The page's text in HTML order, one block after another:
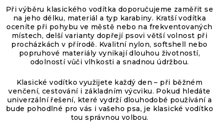
Při výběru klasického vodítka doporučujeme zaměřit se
na jeho délku, materiál a typ karabiny. Kratší vodítka
oceníte při pohybu ve městě nebo na frekventovaných
místech, delší varianty dopřejí psovi větší volnost při
procházkách v přírodě. Kvalitní nylon, softshell nebo
popruhové materiály vynikají dlouhou životností,
odolností vůči vlhkosti a snadnou údržbou.
Klasické vodítko využijete každý den – při běžném
venčení, cestování i základním výcviku. Pokud hledáte
univerzální řešení, které vydrží dlouhodobé používání a
bude pohodlné pro vás i vašeho psa, je klasické vodítko
tou správnou volbou.